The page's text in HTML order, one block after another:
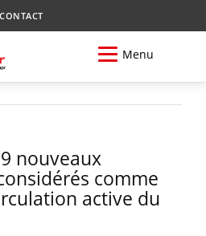
CONTACT
Menu
nouveaux
comme
active du